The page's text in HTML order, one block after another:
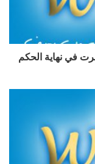
في نهاية الحكم